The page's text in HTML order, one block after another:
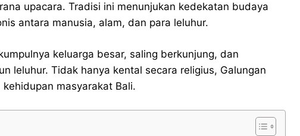
upacara. Tradisi ini menunjukan kedekatan budaya
antara manusia, alam, dan para leluhur.
keluarga besar, saling berkunjung, dan
leluhur. Tidak hanya kental secara religius, Galungan
masyarakat Bali.